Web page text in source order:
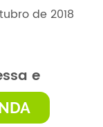
de 2018
e